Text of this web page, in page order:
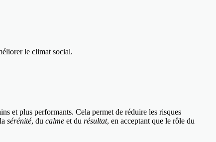
le climat social.
et plus performants. Cela permet de réduire les risques
sérénité, du calme et du résultat, en acceptant que le rôle du